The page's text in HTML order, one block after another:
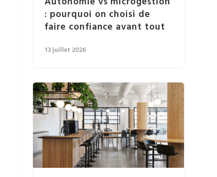
: pourquoi on choisi de
faire confiance avant tout
13 juillet 2026